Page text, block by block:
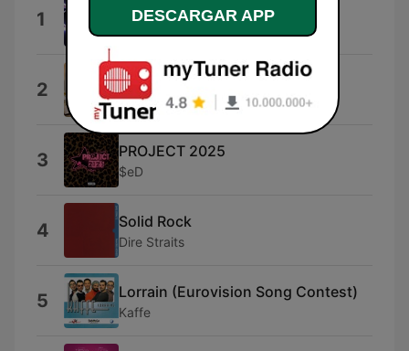
1 2026
2 Falca Mihail
Falca Mihail
3 PROJECT 2025
$eD
4 Solid Rock
Dire Straits
5 Lorrain (Eurovision Song Contest)
Kaffe
DESCARGAR APP